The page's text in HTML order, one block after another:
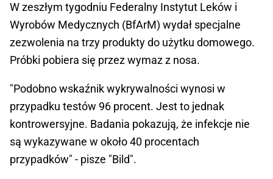
W zeszłym tygodniu Federalny Instytut Leków i
Wyrobów Medycznych (BfArM) wydał specjalne
zezwolenia na trzy produkty do użytku domowego.
Próbki pobiera się przez wymaz z nosa.
"Podobno wskaźnik wykrywalności wynosi w
przypadku testów 96 procent. Jest to jednak
kontrowersyjne. Badania pokazują, że infekcje nie
są wykazywane w około 40 procentach
przypadków" - pisze "Bild".